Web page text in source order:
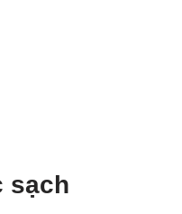
sạch